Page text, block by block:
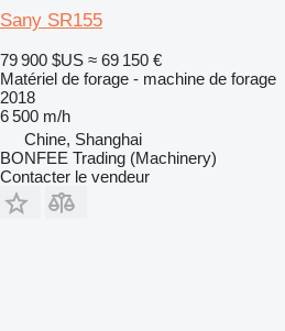
Sany SR155
79 900 $US ≈ 69 150 €
Matériel de forage - machine de forage
2018
6 500 m/h
Chine, Shanghai
BONFEE Trading (Machinery)
Contacter le vendeur